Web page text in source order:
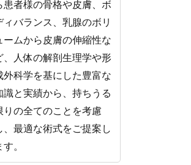
患者様の骨格や皮膚、ボ
ィバランス、乳腺のボリ
ームから皮膚の伸縮性な
、人体の解剖生理学や形
外科学を基にした豊富な
識と実績から、持ちうる
りの全てのことを考慮
、最適な術式をご提案し
す。